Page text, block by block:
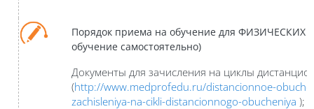
Порядок приема на обучение для ФИЗИЧЕСКИХ
обучение самостоятельно)
Документы для зачисления на циклы
(http://www.medprofedu.ru/distancionnoe-
zachisleniya-na-cikli-distancionnogo-obucheniya );